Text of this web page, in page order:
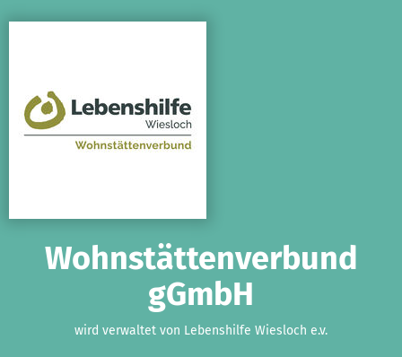
Wohnstättenverbund
gGmbH
wird verwaltet von Lebenshilfe Wiesloch e.v.